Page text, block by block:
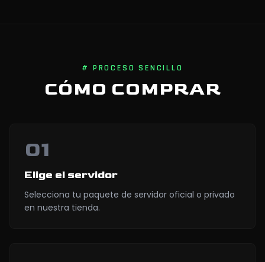
# PROCESO SENCILLO
CÓMO COMPRAR
01
Elige el servidor
Selecciona tu paquete de servidor oficial o privado
en nuestra tienda.